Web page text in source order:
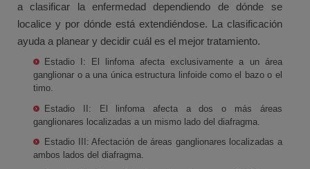
a clasificar la enfermedad dependiendo de dónde se
localice y por dónde está extendiéndose. La clasificación
ayuda a planear y decidir cuál es el mejor tratamiento.
Estadio I: El linfoma afecta exclusivamente a un área
ganglionar o a una única estructura linfoide como el bazo o el
timo.
Estadio II: El linfoma afecta a dos o más áreas
ganglionares localizadas a un mismo lado del diafragma.
Estadio III: Afectación de áreas ganglionares localizadas a
ambos lados del diafragma.